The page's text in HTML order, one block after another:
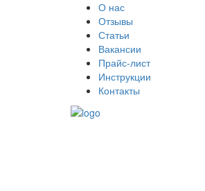
О нас
Отзывы
Статьи
Вакансии
Прайс-лист
Инструкции
Контакты